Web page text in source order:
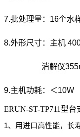
7.批处理量：16个水
8.外形尺寸：主机
消解仪
9.主机功耗：＜10W
ERUN-ST-TP711型
1、用进口高性能，长